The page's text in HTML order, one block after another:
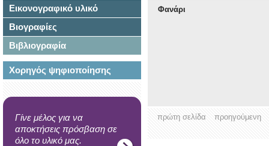
Εικονογραφικό υλικό
Βιογραφίες
Βιβλιογραφία
Χορηγός ψηφιοποίησης
Γίνε μέλος για να
αποκτήσεις πρόσβαση σε
όλο το υλικό μας.
Φανάρι
πρώτη σελίδα προηγούμενη